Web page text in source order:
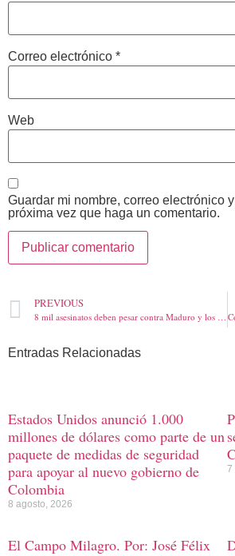
Correo electrónico *
Web
Guardar mi nombre, correo electrónico
próxima vez que haga un comentario.
PREVIOUS
8 mil asesinatos deben pesar contra Maduro y los 4 generales denunciados en La Haya
Entradas Relacionadas
Estados Unidos anunció 1.000
millones de dólares como parte de un
paquete de medidas de seguridad
para apoyar al nuevo gobierno de
Colombia
8 agosto, 2026
7
El Campo Milagro. Por: José Félix